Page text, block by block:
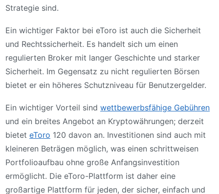
Strategie sind.
Ein wichtiger Faktor bei eToro ist auch die Sicherheit
und Rechtssicherheit. Es handelt sich um einen
regulierten Broker mit langer Geschichte und starker
Sicherheit. Im Gegensatz zu nicht regulierten Börsen
bietet er ein höheres Schutzniveau für Benutzergelder.
Ein wichtiger Vorteil sind wettbewerbsfähige Gebühren
und ein breites Angebot an Kryptowährungen; derzeit
bietet eToro 120 davon an. Investitionen sind auch mit
kleineren Beträgen möglich, was einen schrittweisen
Portfolioaufbau ohne große Anfangsinvestition
ermöglicht. Die eToro-Plattform ist daher eine
großartige Plattform für jeden, der sicher, einfach und